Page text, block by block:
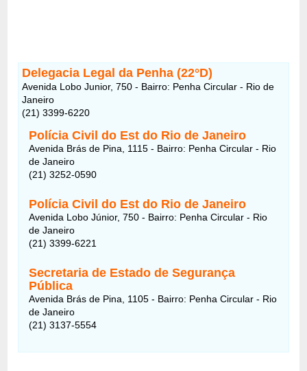
Delegacia Legal da Penha (22°D)
Avenida Lobo Junior, 750 - Bairro: Penha Circular - Rio de
Janeiro
(21) 3399-6220
Polícia Civil do Est do Rio de Janeiro
Avenida Brás de Pina, 1115 - Bairro: Penha Circular - Rio
de Janeiro
(21) 3252-0590
Polícia Civil do Est do Rio de Janeiro
Avenida Lobo Júnior, 750 - Bairro: Penha Circular - Rio
de Janeiro
(21) 3399-6221
Secretaria de Estado de Segurança
Pública
Avenida Brás de Pina, 1105 - Bairro: Penha Circular - Rio
de Janeiro
(21) 3137-5554